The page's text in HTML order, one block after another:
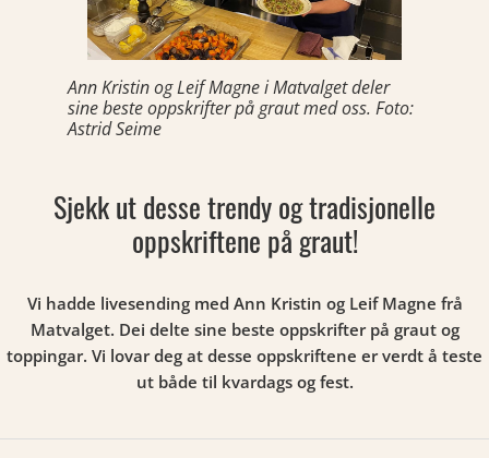
Ann Kristin og Leif Magne i Matvalget deler
sine beste oppskrifter på graut med oss. Foto:
Astrid Seime
Sjekk ut desse trendy og tradisjonelle
oppskriftene på graut!
Vi hadde livesending med Ann Kristin og Leif Magne frå
Matvalget. Dei delte sine beste oppskrifter på graut og
toppingar. Vi lovar deg at desse oppskriftene er verdt å teste
ut både til kvardags og fest.